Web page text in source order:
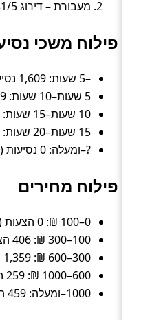
מעבורת – דירוג 4.41/5 (101 חוות דעת).
פילוח משכי
–5 שעות: 1,609 נסיעות (כ־65%).
5 שעות–10 שעות: 309 נסיעות (כ־12%).
10 שעות–15 שעות: 314 נסיעות (כ־13%).
15 שעות–20 שעות: 177 נסיעות (כ־7%).
?–ומעלה: 0 נסיעות (כ־0%).
פילוח מחירים
0–100 ₪: 0 הצעות (כ־0%).
100–300 ₪: 406 הצעות (כ־16%).
300–600 ₪: 1,359 הצעות (כ־55%).
600–1000 ₪: 259 הצעות (כ־10%).
1000–ומעלה: 459 הצעות (כ־18%).